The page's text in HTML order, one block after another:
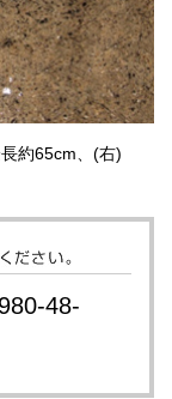
約65cm、(右)
48-